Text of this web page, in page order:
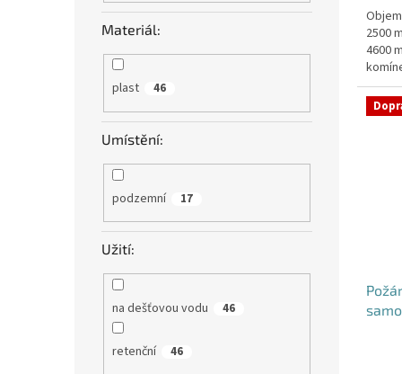
Materiál:
plast 46
Umístění:
podzemní 17
Užití:
na dešťovou vodu 46
retenční 46
z
5
2500
4600